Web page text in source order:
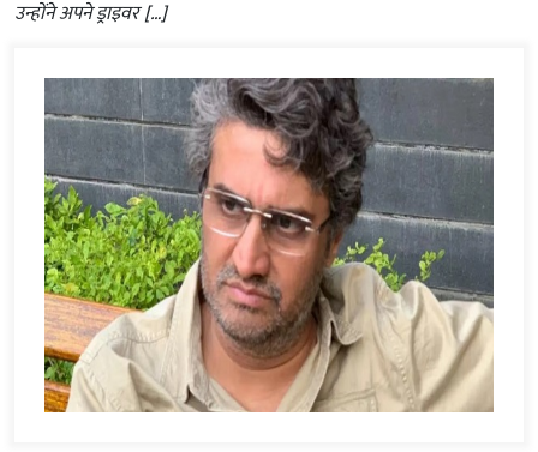
उन्होंने अपने ड्राइवर […]